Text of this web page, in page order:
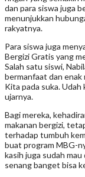
dan para siswa juga
menunjukkan
rakyatnya.
Para siswa juga
Bergizi Gratis yang
Salah satu siswi,
bermanfaat dan enak
Kita pada suka. Udah
ujarnya.
Bagi mereka,
makanan bergizi,
terhadap tumbuh
buat program MBG-
kasih juga sudah
senang banget bisa